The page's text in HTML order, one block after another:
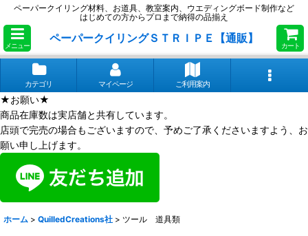
ペーパークイリング材料、お道具、教室案内、ウエディングボード制作など
はじめての方からプロまで納得の品揃え
メニュー
ペーパークイリングＳＴＲＩＰＥ【通販】
カート
カテゴリ マイページ ご利用案内
★お願い★
商品在庫数は実店舗と共有しています。
店頭で完売の場合もございますので、予めご了承くださいますよう、お
願い申し上げます。
ホーム > QuilledCreations社 > ツール 道具類